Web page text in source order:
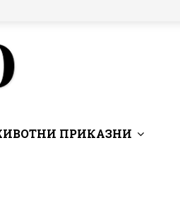
ПРИКАЗНИ